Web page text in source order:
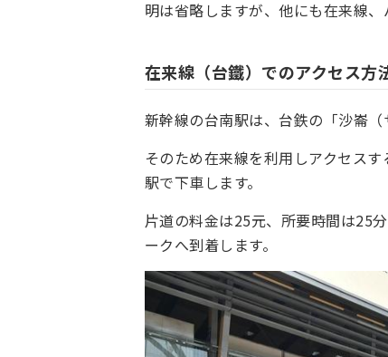
明は省略しますが、他にも在来線、
在来線（台鐵）でのアクセス方
新幹線の台南駅は、台鉄の「沙崙（
そのため在来線を利用しアクセス
駅で下車します。
片道の料金は25元、所要時間は25
ークへ到着します。